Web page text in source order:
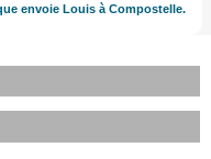
envoie Louis à Compostelle.